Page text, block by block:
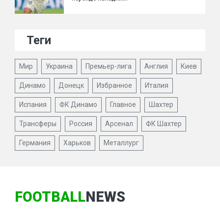
Теги
Мир Украина Премьер-лига Англия Киев
Динамо Донецк Избранное Италия
Испания ФК Динамо Главное Шахтер
Трансферы Россия Арсенал ФК Шахтер
Германия Харьков Металлург
FOOTBALLNEWS